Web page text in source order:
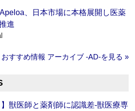
、日本市場に本格展開し医薬
進
おすすめ情報 アーカイブ ‐AD‐を見る »
】獣医師と薬剤師に認識差‐獣医療専